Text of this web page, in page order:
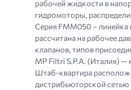
png.
рабочей жидкости в
гидромоторы,
Серия FMM050 –
рассчитана на рабочее
клапанов, типов
MP Filtri S.P.A. (Италия) —
Штаб-квартира
дистрибьюторской